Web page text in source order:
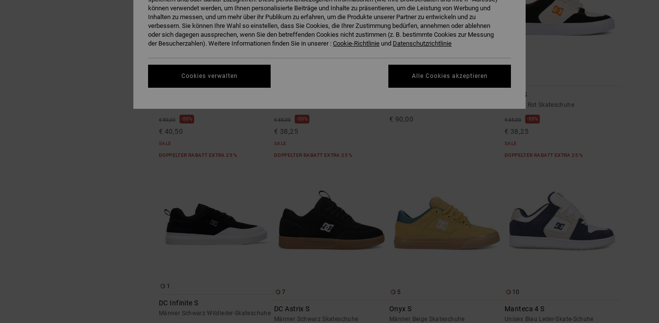
€ 90,00 55%
€ 40,50
SALE
DOPPELTER RABATT EXTRA 25 %
€ 85,00 55%
€ 38,25
SALE
DOPPELTER RABATT EXTRA 25 %
€ 90,00
Onyx S
Männer Rot Skateschuhe
€ 85,00 55%
€ 38,25
SALE
DOPPELTER RABATT EXTRA 25 %
1
DC Infinite S
Männer Schwarz Wildleder-Skateschuhe
7
DC Astrix S
Männer Schwarz Skateschuhe
5
Onyx S
Männer Beige Skateschuhe
10
Manteca 4 S
Unisex Blau Leder-Skate-Schuhe
können verwendet werden, um Ihnen personalisierte Beiträge und Inhalte zu präsentieren, um die Leistung von Werbung und
Inhalten zu messen, und um mehr über ihr Publikum zu erfahren, um die Produkte unserer Partner zu entwickeln und zu
verbessern. Sie können Ihre Wahl so einstellen, dass Sie Cookies, die Ihrer Zustimmung bedürfen, annehmen oder ablehnen
oder sich dagegen aussprechen, wenn Sie den betreffenden Cookies nicht zustimmen (z. B. bestimmte Cookies zur Messung
der Besucherzahlen). Weitere Informationen finden Sie in unserer : Cookie-Richtlinie und Datenschutzrichtlinie
Cookies verwalten Alle Cookies akzeptieren